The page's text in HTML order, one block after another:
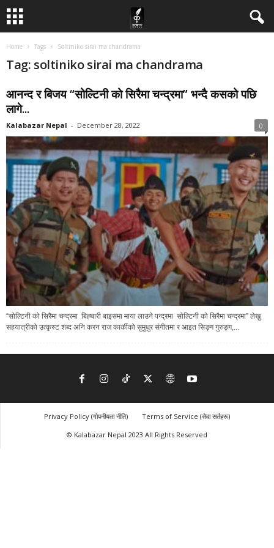
Home Tags Soltiniko sirai ma chandrama
Tag: soltiniko sirai ma chandrama
आनन्द र बिजय “सोल्टिनी को सिरैमा चन्द्रमा” भन्दै कसको पछि
लागे...
Kalabazar Nepal - December 28, 2022 0
“सोल्टिनी को सिरैमा चन्द्रमा बिह्बारी बाइसमा माया लाउने पन्द्रमा सोल्टिनी को सिरैमा चन्द्रमा” लेखु
सहयात्रीको उत्कृस्ट शब्द अनि करन राज कार्कीको सुमुधुर संगीतमा र आइत सिङ्ग गुरुङ्ग,...
Privacy Policy (गोपनीयता नीति)
Terms of Service (सेवा सर्तहरू)
© Kalabazar Nepal 2023 All Rights Reserved